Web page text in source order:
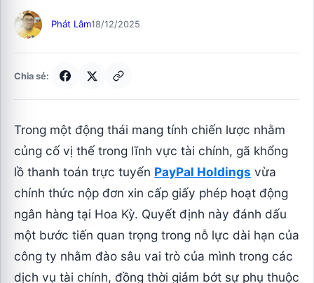
Phát Lâm18/12/2025
Chia sẻ:
Trong một động thái mang tính chiến lược nhằm
củng cố vị thế trong lĩnh vực tài chính, gã khổng
lồ thanh toán trực tuyến PayPal Holdings vừa
chính thức nộp đơn xin cấp giấy phép hoạt động
ngân hàng tại Hoa Kỳ. Quyết định này đánh dấu
một bước tiến quan trọng trong nỗ lực dài hạn của
công ty nhằm đào sâu vai trò của mình trong các
dịch vụ tài chính, đồng thời giảm bớt sự phụ thuộc